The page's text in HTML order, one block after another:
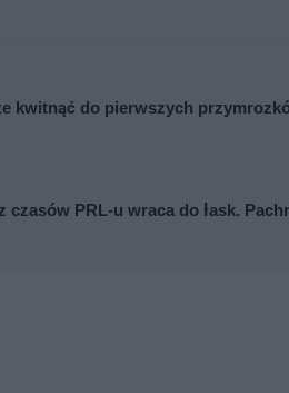
kwitnąć do pierwszych
czasów PRL-u wraca do łask.